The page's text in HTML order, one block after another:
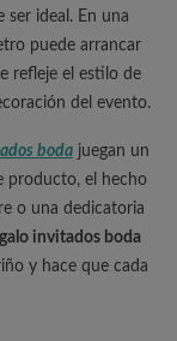
ideal. En una
puede arrancar
refleje el estilo de
del evento.
boda juegan un
producto, el hecho
o una dedicatoria
invitados boda
y hace que cada